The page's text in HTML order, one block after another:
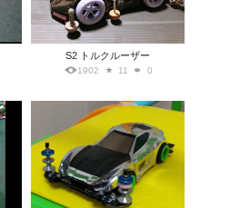
S2 トルクルーザー
1902 11 0